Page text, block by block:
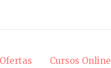
Ofertas Cursos Online